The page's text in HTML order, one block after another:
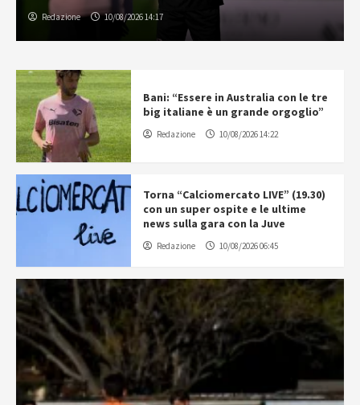
Redazione 10/08/2026 14:17
Bani: “Essere in Australia con le tre
big italiane è un grande orgoglio”
Redazione 10/08/2026 14:22
Torna “Calciomercato LIVE” (19.30)
con un super ospite e le ultime
news sulla gara con la Juve
Redazione 10/08/2026 06:45